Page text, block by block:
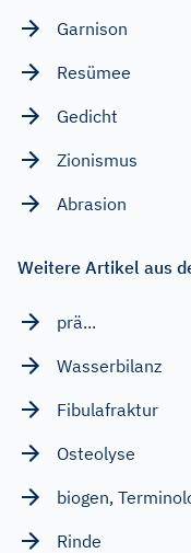
Garnison
Resümee
Gedicht
Zionismus
Abrasion
Weitere Artikel aus
prä...
Wasserbilanz
Fibulafraktur
Osteolyse
biogen,
Rinde